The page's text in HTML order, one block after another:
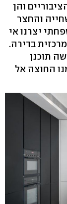
והן
והחצר
יצרנו אי
בדירה.
תוכנן
החוצה אל